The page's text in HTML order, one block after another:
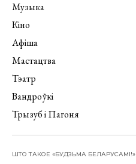
Музыка
Кіно
Афіша
Мастацтва
Тэатр
Вандроўкі
Трызуб і Пагоня
ШТО ТАКОЕ «БУДЗЬМА БЕЛАРУСАМІ!»